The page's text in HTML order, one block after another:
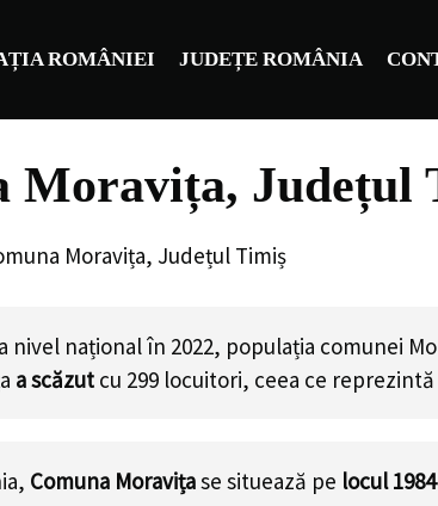
ROMÂNIEI JUDEȚE ROMÂNIA
Moravița, Județul
Moravița, Județul Timiș
național în 2022, populația comunei
a scăzut cu 299 locuitori, ceea ce
Comuna Moravițase situează pe locul 1984